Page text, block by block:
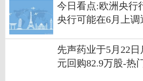
今日看点:欧洲央行
央行可能在6月上调
先声药业于5月22日
元回购82.9万股-热